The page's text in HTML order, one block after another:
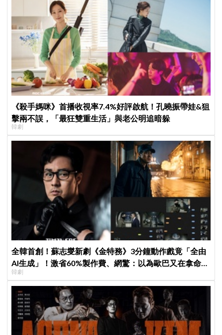
《殺手媽咪》首播收視率7.4%好評啟航！孔曉振帶娃&狙
擊兩不誤，「最狂雙重生活」與老公明追暗躲
韓劇
全韓首創！蘇志燮新劇《金特務》3分鐘動作戲竟「全由
AI生成」！激省60%製作費、網驚：以為歐巴又在拿命拍
戲！
韓劇